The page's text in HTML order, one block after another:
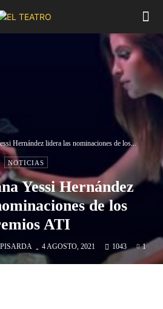
Hernández lidera las nominaciones de los...
NOTICIAS
Yessi Hernández
de los
ATI
- 4 AGOSTO, 2021 1043 1